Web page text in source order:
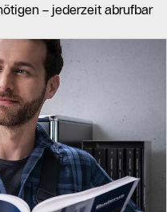
– jederzeit abrufbar